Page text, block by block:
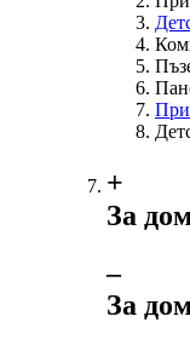
+
За
‒
За